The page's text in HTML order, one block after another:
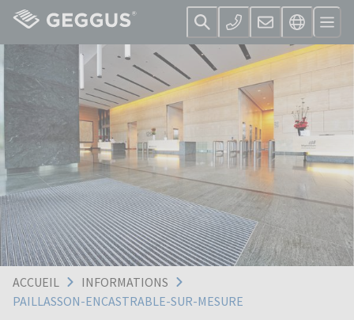
ACCUEIL
INFORMATIONS
PAILLASSON-ENCASTRABLE-SUR-MESURE